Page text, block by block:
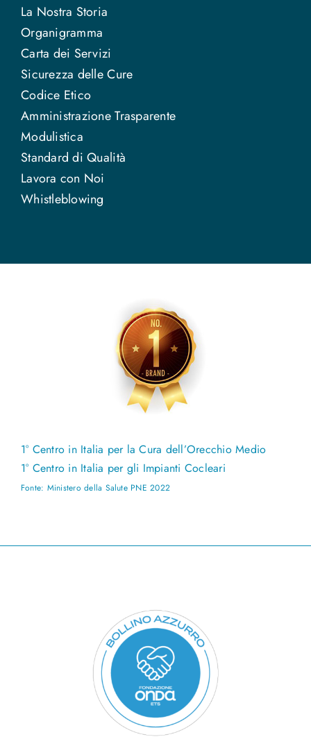
La Nostra Storia
Organigramma
Carta dei Servizi
Sicurezza delle Cure
Codice Etico
Amministrazione Trasparente
Modulistica
Standard di Qualità
Lavora con Noi
Whistleblowing
1° Centro in Italia per la Cura dell’Orecchio Medio
1° Centro in Italia per gli Impianti Cocleari
Fonte: Ministero della Salute PNE 2022